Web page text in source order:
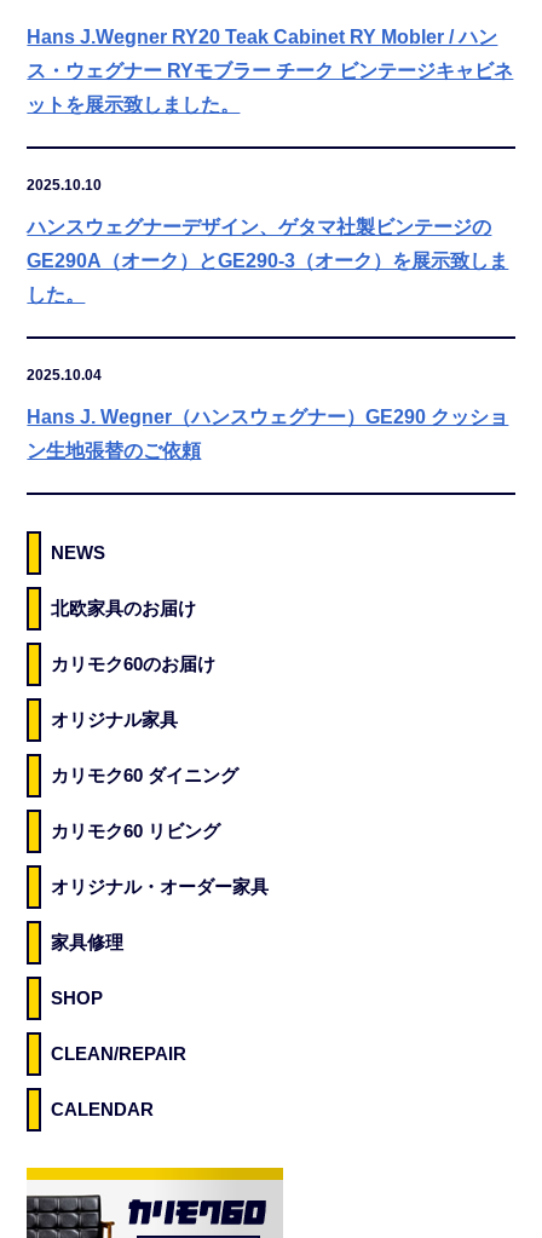
Hans J.Wegner RY20 Teak Cabinet RY Mobler / ハン
ス・ウェグナー RYモブラー チーク ビンテージキャビネ
ットを展示致しました。
2025.10.10
ハンスウェグナーデザイン、ゲタマ社製ビンテージの
GE290A（オーク）とGE290-3（オーク）を展示致しま
した。
2025.10.04
Hans J. Wegner（ハンスウェグナー）GE290 クッショ
ン生地張替のご依頼
NEWS
北欧家具のお届け
カリモク60のお届け
オリジナル家具
カリモク60 ダイニング
カリモク60 リビング
オリジナル・オーダー家具
家具修理
SHOP
CLEAN/REPAIR
CALENDAR